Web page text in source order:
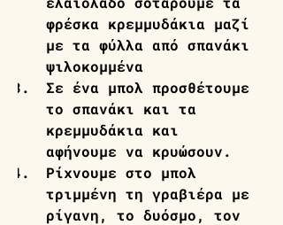
φρέσκα κρεμμυδάκια μαζί
με τα φύλλα από σπανάκι
ψιλοκομμένα
Σε ένα μπολ προσθέτουμε
το σπανάκι και τα
κρεμμυδάκια και
αφήνουμε να κρυώσουν.
Ρίχνουμε στο μπολ
τριμμένη τη γραβιέρα με
ρίγανη, το δυόσμο, τον